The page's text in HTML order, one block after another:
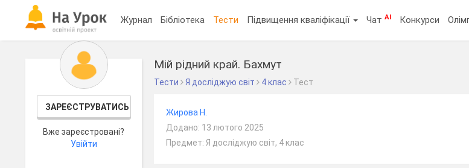
Журнал Бібліотека Тести Підвищення кваліфікації ЧатAI Конкурси
ЗАРЕЄСТРУВАТИСЬ
Вже зареєстровані?
Увійти
Мій рідний край. Бахмут
Тести Я досліджую світ 4 клас Тест
Жирова Н.
Додано: 13 лютого 2025
Предмет: Я досліджую світ, 4 клас